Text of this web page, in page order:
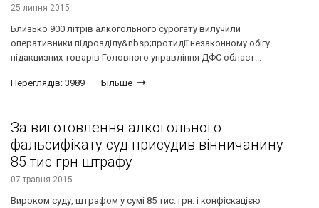
25 липня 2015
Близько 900 літрів алкогольного сурогату вилучили
оперативники підрозділу&nbsp;протидії незаконному обігу
підакцизних товарів Головного управління ДФС област...
Переглядів: 3989 Більше
За виготовлення алкогольного
фальсифікату суд присудив вінничанину
85 тис грн штрафу
07 травня 2015
Вироком суду, штрафом у сумі 85 тис. грн. і конфіскацією